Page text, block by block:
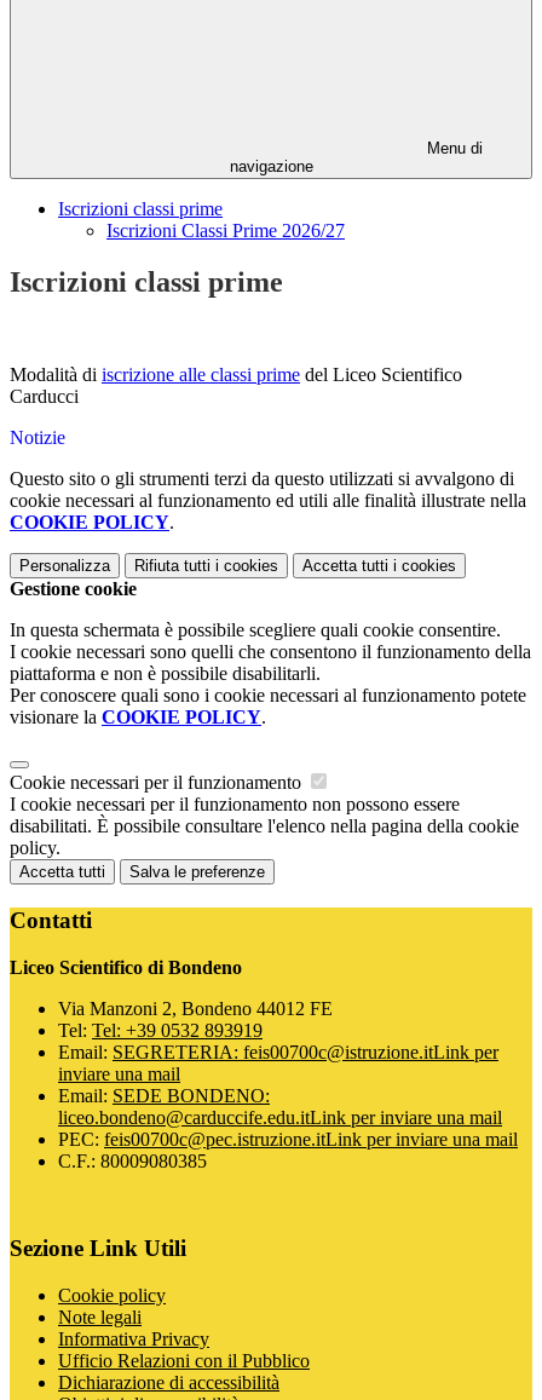
Menu di
navigazione
Iscrizioni classi prime
Iscrizioni Classi Prime 2026/27
Iscrizioni classi prime
Modalità di iscrizione alle classi prime del Liceo Scientifico
Carducci
Notizie
Questo sito o gli strumenti terzi da questo utilizzati si avvalgono di
cookie necessari al funzionamento ed utili alle finalità illustrate nella
COOKIE POLICY.
Personalizza Rifiuta tutti i cookies Accetta tutti i cookies
Gestione cookie
In questa schermata è possibile scegliere quali cookie consentire.
I cookie necessari sono quelli che consentono il funzionamento della
piattaforma e non è possibile disabilitarli.
Per conoscere quali sono i cookie necessari al funzionamento potete
visionare la COOKIE POLICY.
Cookie necessari per il funzionamento
I cookie necessari per il funzionamento non possono essere
disabilitati. È possibile consultare l'elenco nella pagina della cookie
policy.
Accetta tutti Salva le preferenze
Contatti
Liceo Scientifico di Bondeno
Via Manzoni 2, Bondeno 44012 FE
Tel: Tel: +39 0532 893919
Email: SEGRETERIA: feis00700c@istruzione.itLink per
inviare una mail
Email: SEDE BONDENO:
liceo.bondeno@carduccife.edu.itLink per inviare una mail
PEC: feis00700c@pec.istruzione.itLink per inviare una mail
C.F.: 80009080385
Sezione Link Utili
Cookie policy
Note legali
Informativa Privacy
Ufficio Relazioni con il Pubblico
Dichiarazione di accessibilità